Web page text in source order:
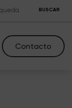
BUSCAR
Contacto